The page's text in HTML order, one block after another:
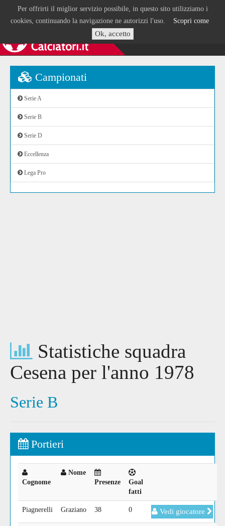
Per offrirti il miglior servizio possibile, in questo sito utilizziamo i
cookies, continuando la navigazione ne autorizzi l'uso. Scopri come
Ok, accetto
Campionati
Serie A
Serie B
Serie D
Eccellenza
Lega Pro
Statistiche squadra
Cesena per l'anno 1978
Serie B
Portieri
Cognome
Nome
Presenze
Goal
fatti
Piagnerelli Graziano 38 0 Vedi giocatore